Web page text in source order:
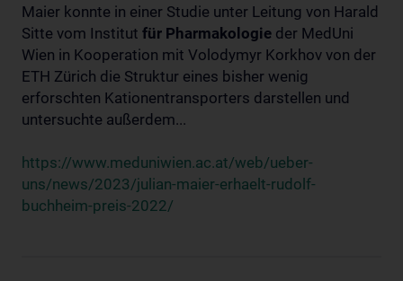
Maier konnte in einer Studie unter Leitung von Harald
Sitte vom Institut für Pharmakologie der MedUni
Wien in Kooperation mit Volodymyr Korkhov von der
ETH Zürich die Struktur eines bisher wenig
erforschten Kationentransporters darstellen und
untersuchte außerdem...
https://www.meduniwien.ac.at/web/ueber-
uns/news/2023/julian-maier-erhaelt-rudolf-
buchheim-preis-2022/